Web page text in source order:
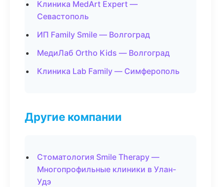
Клиника MedArt Expert —
Севастополь
ИП Family Smile — Волгоград
МедиЛаб Ortho Kids — Волгоград
Клиника Lab Family — Симферополь
Другие компании
Стоматология Smile Therapy —
Многопрофильные клиники в Улан-
Удэ